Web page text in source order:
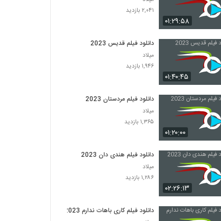
۰۱:۲۹:۵۸
۲,۰۴۱ بازدید
۰۱:۴۰:۴۵
دانلود فیلم قدیس 2023
میلاد
۱,۹۴۶ بازدید
۰۱:۲۰:۰۰
دانلود فیلم مردستان 2023
میلاد
۱,۳۶۵ بازدید
۰۲:۲۶:۱۳
دانلود فیلم هندی دان 2023
میلاد
۱,۲۸۶ بازدید
دانلود فیلم کاری باهات ندارم 2023